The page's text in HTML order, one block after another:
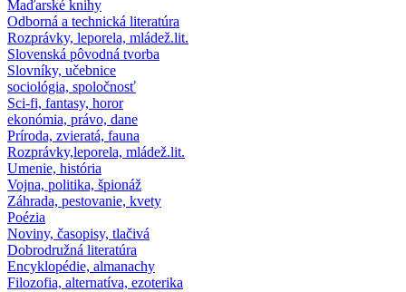
Maďarské knihy
Odborná a technická literatúra
Rozprávky, leporela, mládež.lit.
Slovenská pôvodná tvorba
Slovníky, učebnice
sociológia, spoločnosť
Sci-fi, fantasy, horor
ekonómia, právo, dane
Príroda, zvieratá, fauna
Rozprávky,leporela, mládež.lit.
Umenie, história
Vojna, politika, špionáž
Záhrada, pestovanie, kvety
Poézia
Noviny, časopisy, tlačivá
Dobrodružná literatúra
Encyklopédie, almanachy
Filozofia, alternatíva, ezoterika